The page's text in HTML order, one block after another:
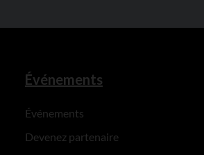
Événements
Événements
Devenez partenaire